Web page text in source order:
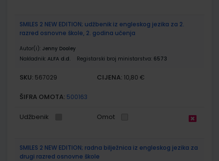
SMILES 2 NEW EDITION; udžbenik iz engleskog jezika za 2.
razred osnovne škole, 2. godina učenja
Autor(i): Jenny Dooley
Nakladnik: ALFA d.d. Registarski broj ministarstva: 6573
SKU: 567029 CIJENA: 10,80 €
ŠIFRA OMOTA: 500163
Udžbenik Omot
SMILES 2 NEW EDITION; radna bilježnica iz engleskog jezika za
drugi razred osnovne škole